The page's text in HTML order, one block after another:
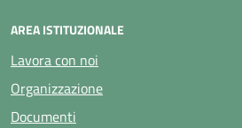
AREA ISTITUZIONALE
Lavora con noi
Organizzazione
Documenti